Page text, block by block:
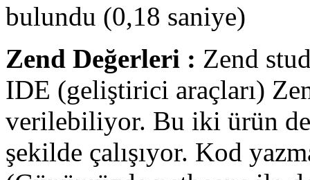
bulundu (0,18 saniye)
Zend Değerleri : Zend
IDE (geliştirici araçları)
verilebiliyor. Bu iki ürün
şekilde çalışıyor. Kod